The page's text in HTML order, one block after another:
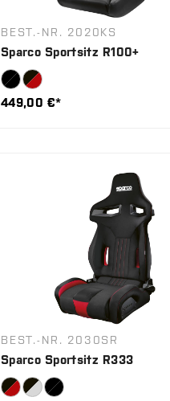
BEST.-NR. 2020KS
Sparco Sportsitz R100+
449,00 €*
BEST.-NR. 2030SR
Sparco Sportsitz R333